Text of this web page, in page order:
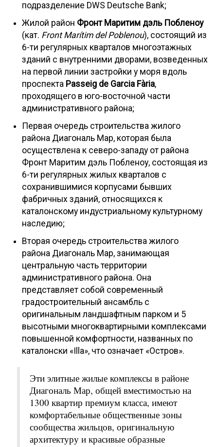
подразделение DWS Deutsche Bank;
Жилой район Фронт Маритим дэль Побленоу
(кат. Front Marítim del Poblenou), состоящий из
6-ти регулярных кварталов многоэтажных
зданий с внутренними дворами, возведенных
на первой линии застройки у моря вдоль
проспекта Passeig de Garcia Fària,
проходящего в юго-восточной части
административного района;
Первая очередь строительства жилого
района Диагональ Мар, которая была
осуществлена к северо-западу от района
Фронт Маритим дэль Побленоу, состоящая из
6-ти регулярных жилых кварталов с
сохранившимися корпусами бывших
фабричных зданий, относящихся к
каталонскому индустриальному культурному
наследию;
Вторая очередь строительства жилого
района Диагональ Мар, занимающая
центральную часть территории
административного района. Она
представляет собой современный
градостроительный ансамбль с
оригинальным ландшафтным парком и 5
высотными многоквартирными комплексами
повышенной комфортности, названных по
каталонски «Illa», что означает «Остров».
Эти элитные жилые комплексы в районе
Диагональ Мар, общей вместимостью на
1300 квартир премиум класса, имеют
комфортабельные общественные зоны
сообщества жильцов, оригинальную
архитектуру и красивые образные